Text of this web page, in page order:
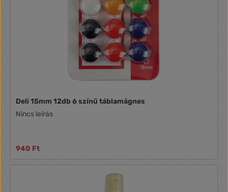
Deli 15mm 12db 6 színű táblamágnes
Nincs leírás
940 Ft